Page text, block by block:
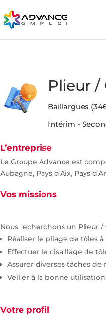
Plieur /
Baillargues
Intérim -
L’entreprise
Le Groupe Advance est
Aubagne, Pays d'Aix, Pays
Vos missions
Nous recherchons un Plieur
Réaliser le pliage de tôles
Effectuer le cisaillage de
Assurer diverses tâches
Veiller à la bonne
Votre profil